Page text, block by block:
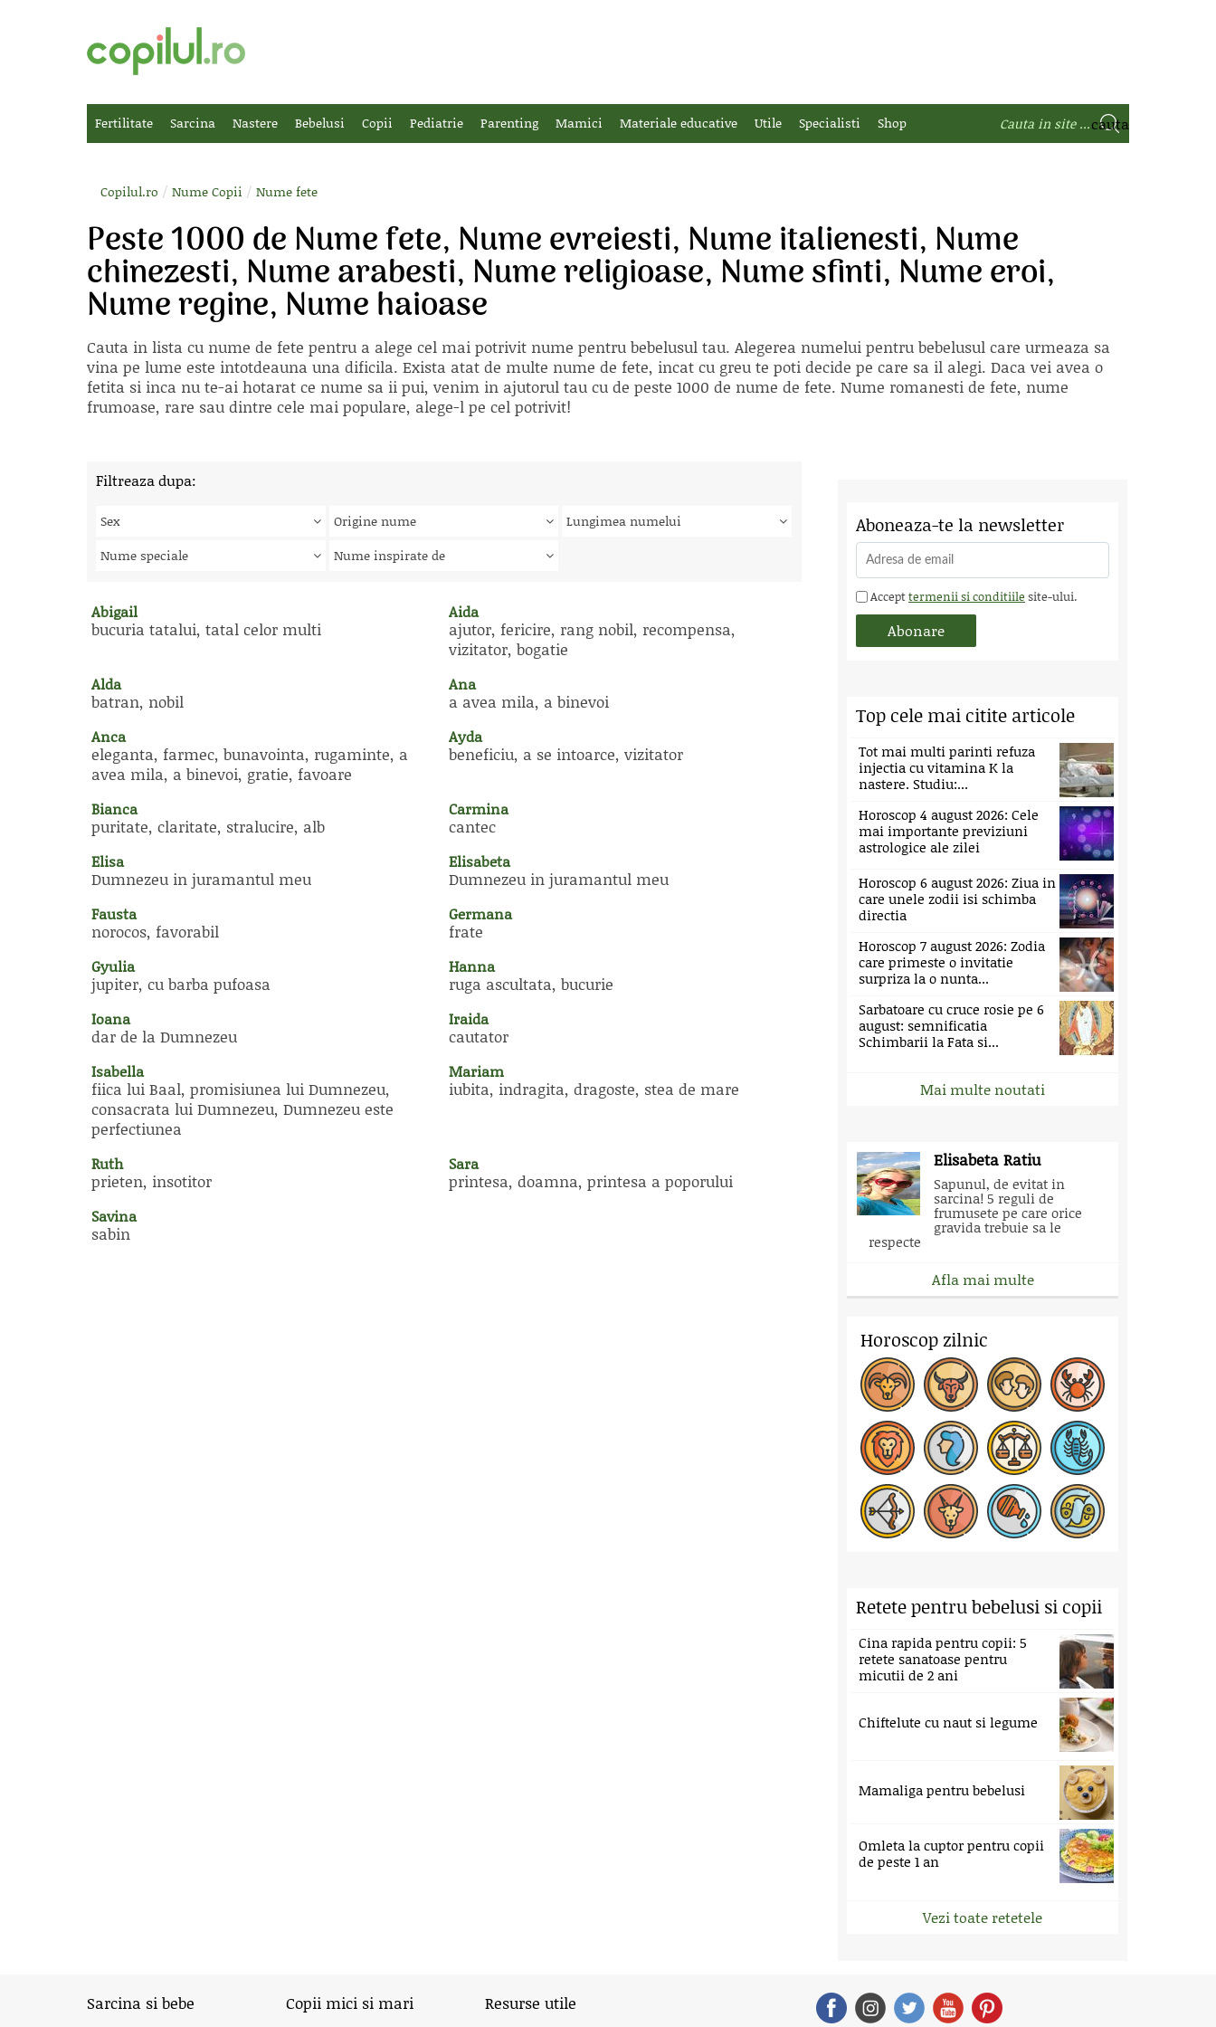
Fertilitate Sarcina Nastere Bebelusi Copii Pediatrie Parenting Mamici Materiale educative Utile Specialisti Shop
Copilul.ro / Nume Copii / Nume fete
Peste 1000 de Nume fete, Nume evreiesti, Nume italienesti, Nume
chinezesti, Nume arabesti, Nume religioase, Nume sfinti, Nume eroi,
Nume regine, Nume haioase
Cauta in lista cu nume de fete pentru a alege cel mai potrivit nume pentru bebelusul tau. Alegerea numelui pentru bebelusul care urmeaza sa
vina pe lume este intotdeauna una dificila. Exista atat de multe nume de fete, incat cu greu te poti decide pe care sa il alegi. Daca vei avea o
fetita si inca nu te-ai hotarat ce nume sa ii pui, venim in ajutorul tau cu de peste 1000 de nume de fete. Nume romanesti de fete, nume
frumoase, rare sau dintre cele mai populare, alege-l pe cel potrivit!
Filtreaza dupa:
Sex Origine nume
Lungimea numelui
Nume speciale
Nume inspirate de
Abigail
bucuria tatalui, tatal celor multi
Aida
ajutor, fericire, rang nobil, recompensa,
vizitator, bogatie
Alda
batran, nobil
Ana
a avea mila, a binevoi
Anca
eleganta, farmec, bunavointa, rugaminte, a
avea mila, a binevoi, gratie, favoare
Ayda
beneficiu, a se intoarce, vizitator
Bianca
puritate, claritate, stralucire, alb
Carmina
cantec
Elisa
Dumnezeu in juramantul meu
Elisabeta
Dumnezeu in juramantul meu
Fausta
norocos, favorabil
Germana
frate
Gyulia
jupiter, cu barba pufoasa
Hanna
ruga ascultata, bucurie
Ioana
dar de la Dumnezeu
Iraida
cautator
Isabella
fiica lui Baal, promisiunea lui Dumnezeu,
consacrata lui Dumnezeu, Dumnezeu este
perfectiunea
Mariam
iubita, indragita, dragoste, stea de mare
Ruth
prieten, insotitor
Sara
printesa, doamna, printesa a poporului
Savina
sabin
Aboneaza-te la newsletter
Accepttermenii si conditiile site-ului.
Top cele mai citite articole
Tot mai multi parinti refuza
injectia cu vitamina K la
nastere. Studiu:...
Horoscop 4 august 2026: Cele
mai importante previziuni
astrologice ale zilei
Horoscop 6 august 2026: Ziua in
care unele zodii isi schimba
directia
Horoscop 7 august 2026: Zodia
care primeste o invitatie
surpriza la o nunta...
Sarbatoare cu cruce rosie pe 6
august: semnificatia
Schimbarii la Fata si...
Mai multe noutati
Elisabeta Ratiu
Sapunul, de evitat in
sarcina! 5 reguli de
frumusete pe care orice
gravida trebuie sa le
respecte
Afla mai multe
Horoscop zilnic
Retete pentru bebelusi si copii
Cina rapida pentru copii: 5
retete sanatoase pentru
micutii de 2 ani
Chiftelute cu naut si legume
Mamaliga pentru bebelusi
Omleta la cuptor pentru copii
de peste 1 an
Vezi toate retetele
Sarcina si bebe Copii mici si mari Resurse utile